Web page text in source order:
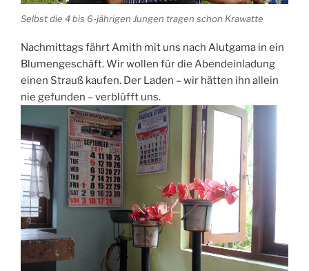
Selbst die 4 bis 6-jährigen Jungen tragen schon Krawatte
Nachmittags fährt Amith mit uns nach Alutgama in ein
Blumengeschäft. Wir wollen für die Abendeinladung
einen Strauß kaufen. Der Laden – wir hätten ihn allein
nie gefunden – verblüfft uns.